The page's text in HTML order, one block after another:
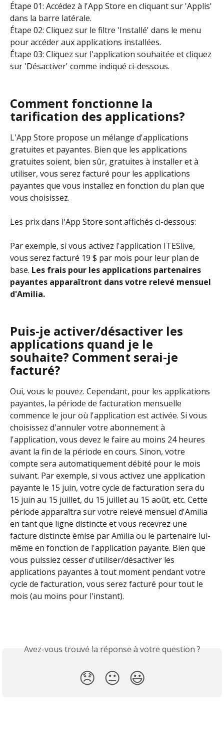
Étape 01: Accédez à l'App Store en cliquant sur 'Applis'
dans la barre latérale.
Étape 02: Cliquez sur le filtre 'Installé' dans le menu
pour accéder aux applications installées.
Étape 03: Cliquez sur l'application souhaitée et cliquez
sur 'Désactiver' comme indiqué ci-dessous.
Comment fonctionne la
tarification des applications?
L'App Store propose un mélange d'applications
gratuites et payantes. Bien que les applications
gratuites soient, bien sûr, gratuites à installer et à
utiliser, vous serez facturé pour les applications
payantes que vous installez en fonction du plan que
vous choisissez.
Les prix dans l'App Store sont affichés ci-dessous:
Par exemple, si vous activez l'application ITESlive,
vous serez facturé 19 $ par mois pour leur plan de
base. Les frais pour les applications partenaires
payantes apparaîtront dans votre relevé mensuel
d'Amilia.
Puis-je activer/désactiver les
applications quand je le
souhaite? Comment serai-je
facturé?
Oui, vous le pouvez. Cependant, pour les applications
payantes, la période de facturation mensuelle
commence le jour où l'application est activée. Si vous
choisissez d'annuler votre abonnement à
l'application, vous devez le faire au moins 24 heures
avant la fin de la période en cours. Sinon, votre
compte sera automatiquement débité pour le mois
suivant. Par exemple, si vous activez une application
payante le 15 juin, votre cycle de facturation sera du
15 juin au 15 juillet, du 15 juillet au 15 août, etc. Cette
période apparaîtra sur votre relevé mensuel d'Amilia
en tant que ligne distincte et vous recevrez une
facture distincte émise par Amilia ou le partenaire lui-
même en fonction de l'application payante. Bien que
vous puissiez cesser d'utiliser/désactiver les
applications payantes à tout moment pendant votre
cycle de facturation, vous serez facturé pour tout le
mois (au moins pour l'instant).
Avez-vous trouvé la réponse à votre question ?
😞 😐 😃